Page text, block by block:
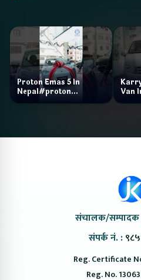
Proton Emas 5 In
Nepal#proton
Van
संचालक/
संपर्क नं. :
Reg. Certificate
Reg. No.